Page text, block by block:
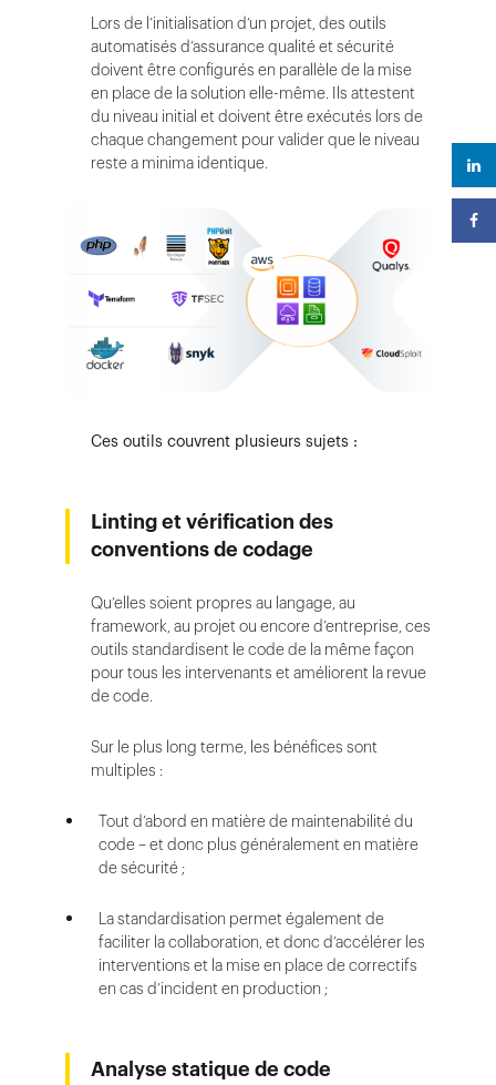
Lors de l’initialisation d’un projet, des outils
automatisés d’assurance qualité et sécurité
doivent être configurés en parallèle de la mise
en place de la solution elle-même. Ils attestent
du niveau initial et doivent être exécutés lors de
chaque changement pour valider que le niveau
reste a minima identique.
Ces outils couvrent plusieurs sujets :
Linting et vérification des
conventions de codage
Qu’elles soient propres au langage, au
framework, au projet ou encore d’entreprise, ces
outils standardisent le code de la même façon
pour tous les intervenants et améliorent la revue
de code.
Sur le plus long terme, les bénéfices sont
multiples :
Tout d’abord en matière de maintenabilité du
code – et donc plus généralement en matière
de sécurité ;
La standardisation permet également de
faciliter la collaboration, et donc d’accélérer les
interventions et la mise en place de correctifs
en cas d’incident en production ;
Analyse statique de code